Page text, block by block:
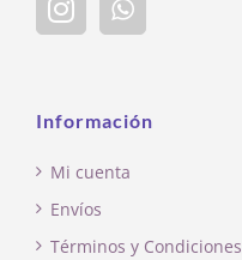
Información
Mi cuenta
Envíos
Términos y Condiciones